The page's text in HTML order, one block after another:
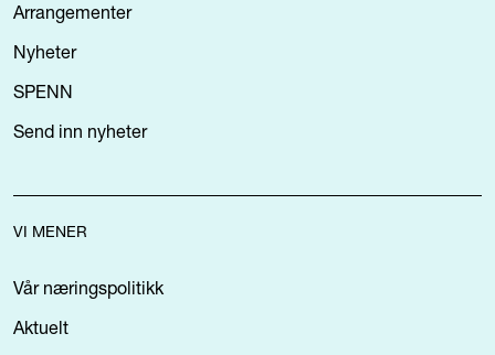
Arrangementer
Nyheter
SPENN
Send inn nyheter
VI MENER
Vår næringspolitikk
Aktuelt